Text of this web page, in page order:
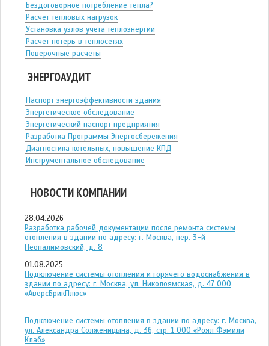
Бездоговорное потребление тепла?
Расчет тепловых нагрузок
Установка узлов учета теплоэнергии
Расчет потерь в теплосетях
Поверочные расчеты
ЭНЕРГОАУДИТ
Паспорт энергоэффективности здания
Энергетическое обследование
Энергетический паспорт предприятия
Разработка Программы Энергосбережения
Диагностика котельных, повышение КПД
Инструментальное обследование
НОВОСТИ КОМПАНИИ
28.04.2026
Разработка рабочей документации после ремонта системы
отопления в здании по адресу: г. Москва, пер. 3-й
Неопалимовский, д. 8
01.08.2025
Подключение системы отопления и горячего водоснабжения в
здании по адресу: г. Москва, ул. Николоямская, д. 47 ООО
«АверсБрикПлюс»
Подключение системы отопления в здании по адресу: г. Москва,
ул. Александра Солженицына, д. 36, стр. 1 ООО «Роял Фэмили
Клаб»